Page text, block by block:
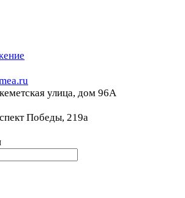
улица, дом 96А
Победы, 219а